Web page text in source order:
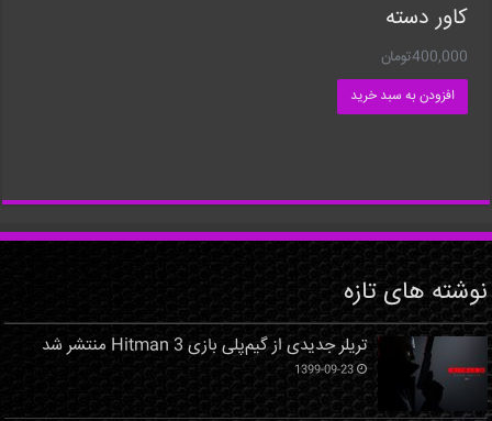
کاور دسته
400,000تومان
افزودن به سبد خرید
نوشته های تازه
تریلر جدیدی از گیم‌پلی بازی Hitman 3 منتشر شد
1399-09-23